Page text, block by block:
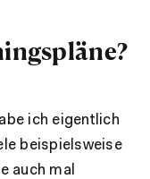
ich eigentlich
beispielsweise
auch mal